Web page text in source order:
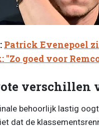
Patrick Evenepoel
"Zo goed voor
verschillen
behoorlijk lastig
dat de